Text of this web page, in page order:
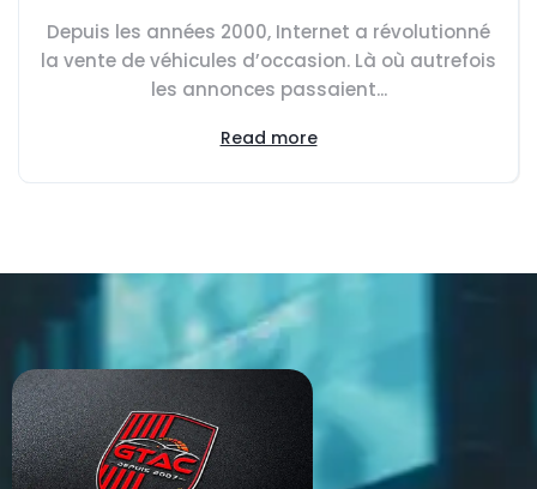
Depuis les années 2000, Internet a révolutionné
la vente de véhicules d’occasion. Là où autrefois
les annonces passaient...
Read more